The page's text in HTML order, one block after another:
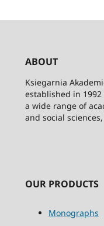
ABOUT
Ksiegarnia
established in
a wide range of
and social
OUR PRODUCTS
Monographs